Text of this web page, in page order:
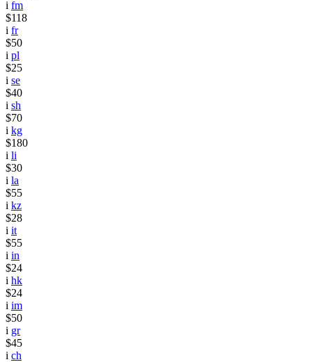
i fm
$118
i fr
$50
i pl
$25
i se
$40
i sh
$70
i kg
$180
i li
$30
i la
$55
i kz
$28
i it
$55
i in
$24
i hk
$24
i im
$50
i gr
$45
i ch